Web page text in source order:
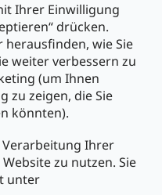
Ihrer Einwilligung
drücken.
herausfinden, wie Sie
weiter verbessern zu
(um Ihnen
zu zeigen, die Sie
könnten).
Ihrer
zu nutzen. Sie
unter
Ihnen Informationen